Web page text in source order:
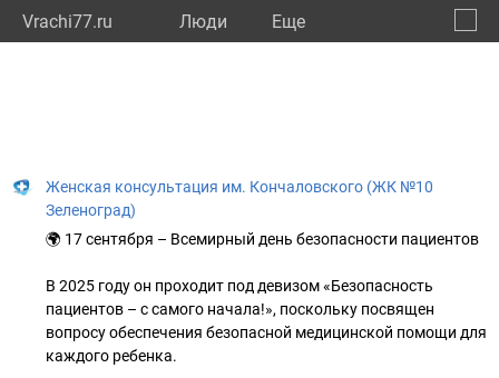
Vrachi77.ru Люди Eще
Женская консультация им. Кончаловского (ЖК №10
Зеленоград)
🌍 17 сентября – Всемирный день безопасности пациентов
В 2025 году он проходит под девизом «Безопасность
пациентов – с самого начала!», поскольку посвящен
вопросу обеспечения безопасной медицинской помощи для
каждого ребенка.